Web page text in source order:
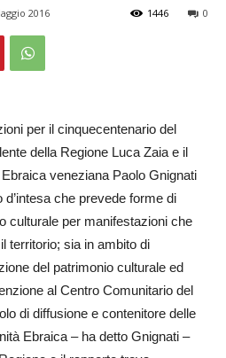
2016 0
1446
per il cinquecentenario del
della Regione Luca Zaia e il
veneziana Paolo Gnignati
che prevede forme di
culturale per manifestazioni che
territorio; sia in ambito di
del patrimonio culturale ed
al Centro Comunitario del
di diffusione e contenitore delle
Ebraica – ha detto Gnignati –